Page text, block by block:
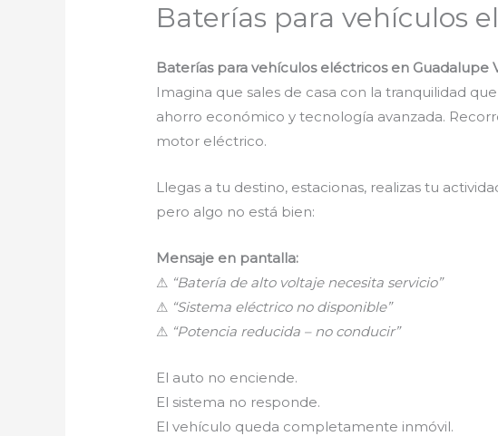
Baterías para vehículos
Baterías para vehículos eléctricos en Guadalupe
Imagina que sales de casa con la tranquilidad
ahorro económico y tecnología avanzada.
motor eléctrico.
Llegas a tu destino, estacionas, realizas tu
pero algo no está bien:
Mensaje en pantalla:
⚠ “Batería de alto voltaje necesita servicio”
⚠ “Sistema eléctrico no disponible”
⚠ “Potencia reducida – no conducir”
El auto no enciende.
El sistema no responde.
El vehículo queda completamente inmóvil.